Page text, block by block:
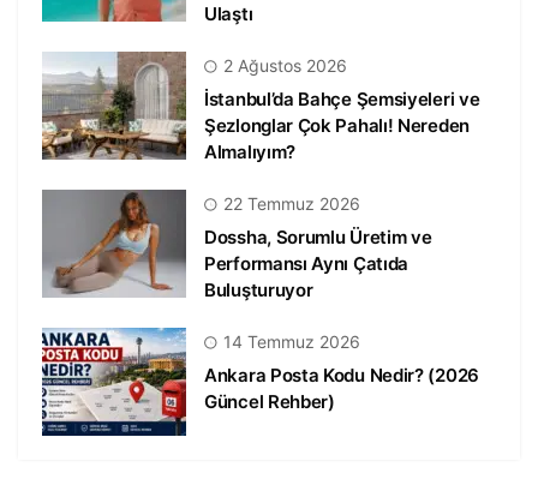
Ulaştı
2 Ağustos 2026
İstanbul’da Bahçe Şemsiyeleri ve
Şezlonglar Çok Pahalı! Nereden
Almalıyım?
22 Temmuz 2026
Dossha, Sorumlu Üretim ve
Performansı Aynı Çatıda
Buluşturuyor
14 Temmuz 2026
Ankara Posta Kodu Nedir? (2026
Güncel Rehber)